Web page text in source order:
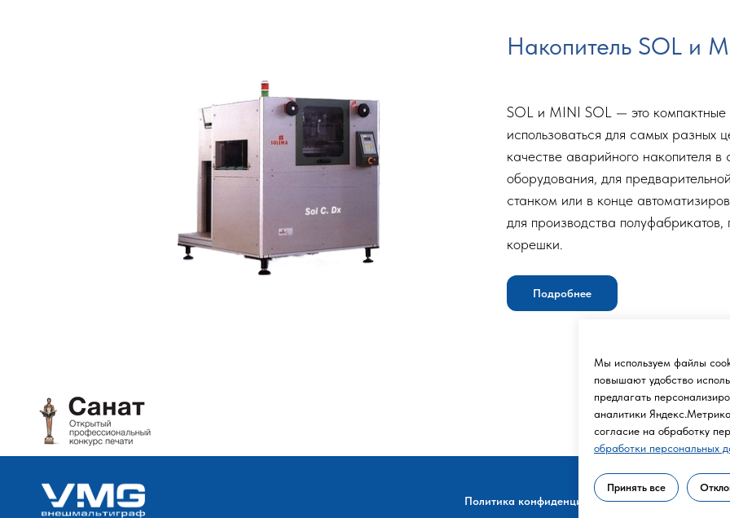
Накопитель SOL и
SOL и MINI SOL — это компактные
использоваться для самых разных
качестве аварийного накопителя
оборудования, для
станком или в конце
для производства
корешки.
Подробнее
Мы используем файлы
повышают удобство
предлагать
аналитики
согласие на обработку
обработки персональных
Принять все
Политика конфиденциальности